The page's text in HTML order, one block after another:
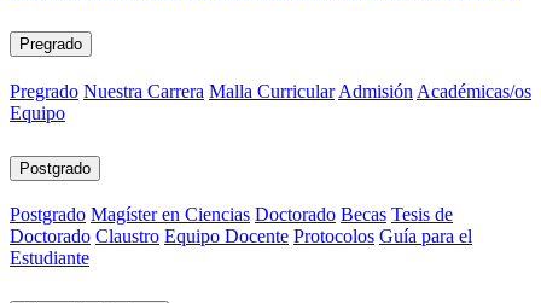
Pregrado
Pregrado Nuestra Carrera Malla Curricular Admisión Académicas/os
Equipo
Postgrado
Postgrado Magíster en Ciencias Doctorado Becas Tesis de
Doctorado Claustro Equipo Docente Protocolos Guía para el
Estudiante